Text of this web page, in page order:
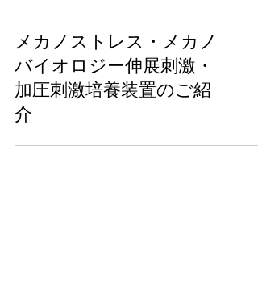
メカノストレス・メカノ
バイオロジー伸展刺激・
加圧刺激培養装置のご紹
介